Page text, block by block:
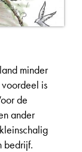
minder
is
de
ander
bedrijf.